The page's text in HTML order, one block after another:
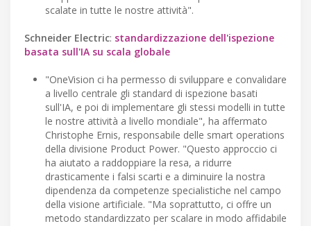
scalate in tutte le nostre attività".
Schneider Electric: standardizzazione dell'ispezione
basata sull'IA su scala globale
"OneVision ci ha permesso di sviluppare e convalidare
a livello centrale gli standard di ispezione basati
sull'IA, e poi di implementare gli stessi modelli in tutte
le nostre attività a livello mondiale", ha affermato
Christophe Ernis, responsabile delle smart operations
della divisione Product Power. "Questo approccio ci
ha aiutato a raddoppiare la resa, a ridurre
drasticamente i falsi scarti e a diminuire la nostra
dipendenza da competenze specialistiche nel campo
della visione artificiale. "Ma soprattutto, ci offre un
metodo standardizzato per scalare in modo affidabile